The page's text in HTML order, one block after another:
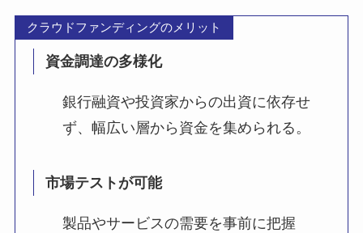
クラウドファンディングのメリット
資金調達の多様化
銀行融資や投資家からの出資に依存せ
ず、幅広い層から資金を集められる。
市場テストが可能
製品やサービスの需要を事前に把握